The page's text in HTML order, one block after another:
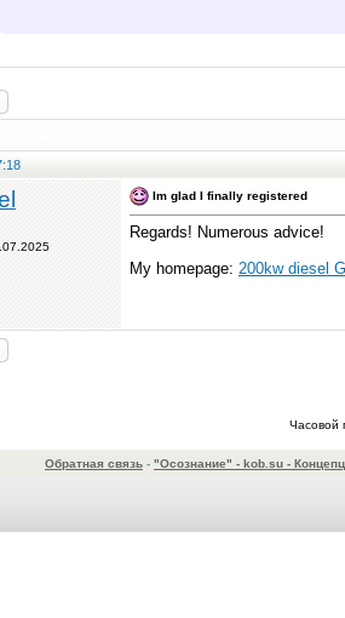
Im glad I finally registered
Regards! Numerous advice!
My homepage: 200kw diesel
Часовой
Обратная связь - "Осознание" - kob.su -